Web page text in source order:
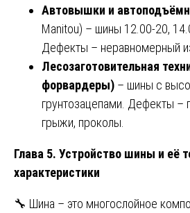
Автовышки и
Manitou) – шины 12.00-20,
Дефекты – неравномерный
Лесозаготовительная
форвардеры) – шины с
грунтозацепами. Дефекты –
грыжи, проколы.
Глава 5. Устройство шины и её
характеристики
🔧 Шина – это многослойное